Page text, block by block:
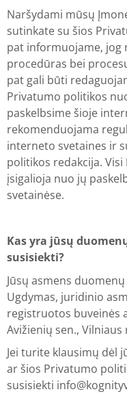
Naršydami mūsų
sutinkate su šios
pat informuojame, jog
procedūras bei
pat gali būti
Privatumo politikos
paskelbsime šioje
rekomenduojama
interneto svetaines ir
politikos redakcija.
įsigalioja nuo jų
svetainėse.
Kas yra jūsų
susisiekti?
Jūsų asmens
Ugdymas, juridinio
registruotos buveinės
Avižienių sen., Vilniaus
Jei turite klausimų dėl
ar šios Privatumo
susisiekti